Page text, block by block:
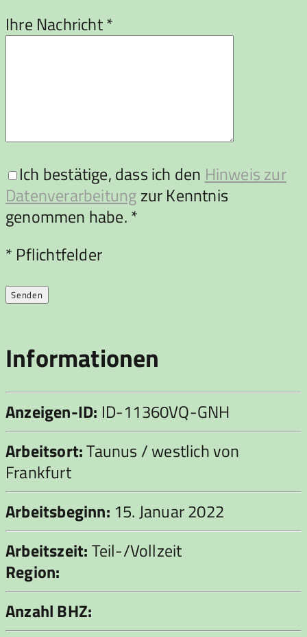
Ihre Nachricht *
Ich bestätige, dass ich den Hinweis zur
Datenverarbeitungzur Kenntnis
genommen habe. *
Bitte lasse dieses Feld leer.
* Pflichtfelder
Informationen
Anzeigen-ID: ID-11360VQ-GNH
Arbeitsort:Taunus / westlich von
Frankfurt
Arbeitsbeginn: 15. Januar 2022
Arbeitszeit:Teil-/Vollzeit
Region:
Anzahl BHZ: